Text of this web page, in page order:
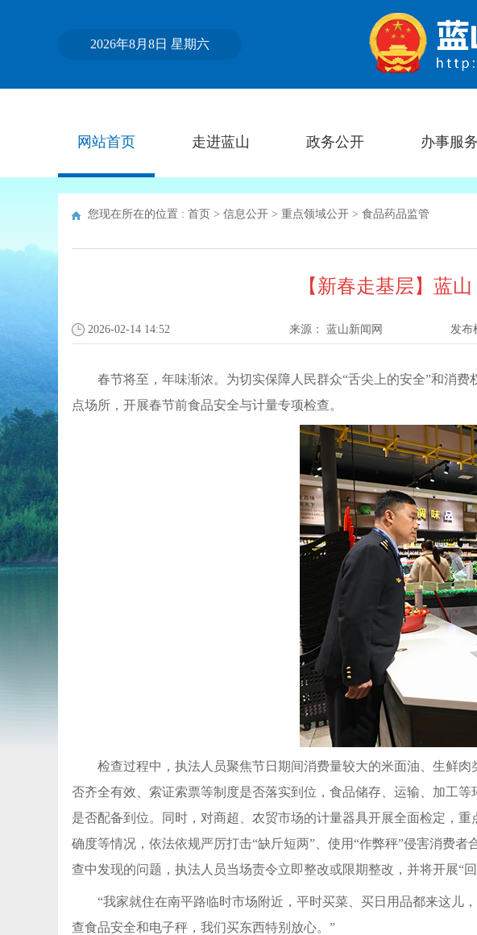
2026年8月8日 星期六
网站首页 走进蓝山 政务公开 办事服务
您现在所在的位置 : 首页 > 信息公开 > 重点领域公开 > 食品药品监管
【新春走基层】蓝
2026-02-14 14:52 来源： 蓝山新闻网 发布
春节将至，年味渐浓。为切实保障人民群众“舌尖上的安全”和消
点场所，开展春节前食品安全与计量专项检查。
检查过程中，执法人员聚焦节日期间消费量较大的米面油、生鲜
否齐全有效、索证索票等制度是否落实到位，食品储存、运输、加工
是否配备到位。同时，对商超、农贸市场的计量器具开展全面检定，
确度等情况，依法依规严厉打击“缺斤短两”、使用“作弊秤”侵害消费
查中发现的问题，执法人员当场责令立即整改或限期整改，并将开展“
“我家就住在南平路临时市场附近，平时买菜、买日用品都来这儿
查食品安全和电子秤，我们买东西特别放心。”